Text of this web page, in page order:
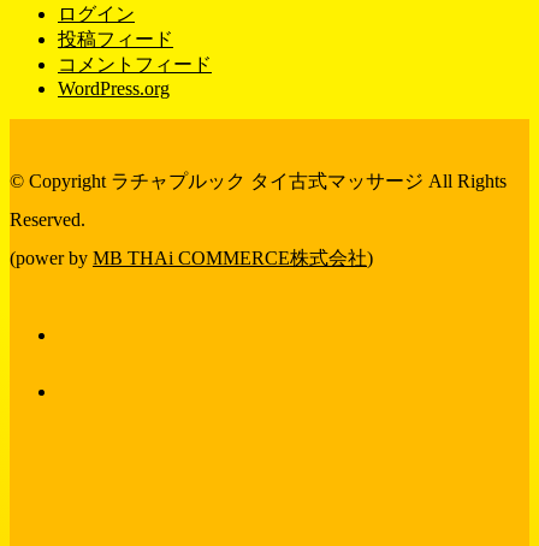
ログイン
投稿フィード
コメントフィード
WordPress.org
© Copyright ラチャプルック タイ古式マッサージ All Rights
Reserved.
(power by MB THAi COMMERCE株式会社)